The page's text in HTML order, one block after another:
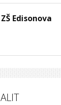
Edisonova